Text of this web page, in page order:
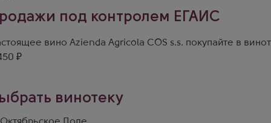
под контролем ЕГАИС
вино Azienda Agricola COS s.s. покупайте в
₽
винотеку